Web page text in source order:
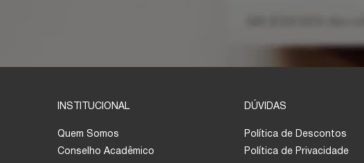
INSTITUCIONAL
Quem Somos
Conselho Acadêmico
DÚVIDAS
Política de Descontos
Política de Privacidade